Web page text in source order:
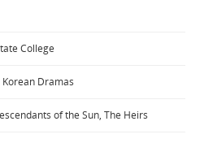
College
Dramas
of the Sun, The Heirs